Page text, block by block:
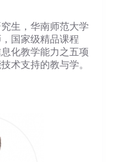
生，华南师范大学
国家级精品课程
化教学能力之五项
术支持的教与学。